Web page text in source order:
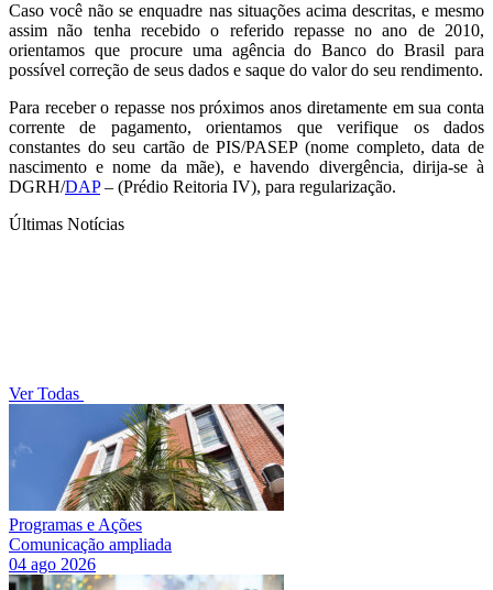
Caso você não se enquadre nas situações acima descritas, e mesmo
assim não tenha recebido o referido repasse no ano de 2010,
orientamos que procure uma agência do Banco do Brasil para
possível correção de seus dados e saque do valor do seu rendimento.
Para receber o repasse nos próximos anos diretamente em sua conta
corrente de pagamento, orientamos que verifique os dados
constantes do seu cartão de PIS/PASEP (nome completo, data de
nascimento e nome da mãe), e havendo divergência, dirija-se à
DGRH/DAP– (Prédio Reitoria IV), para regularização.
Últimas Notícias
Ver Todas
Programas e Ações
Comunicação ampliada
04 ago 2026